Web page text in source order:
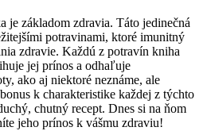
je základom zdravia. Táto jedinečná
potravinami, ktoré imunitný
zdravie. Každú z potravín kniha
jej prínos a odhaľuje
ako aj niektoré neznáme, ale
k charakteristike každej z týchto
chutný recept. Dnes si na ňom
jeho prínos k vášmu zdraviu!